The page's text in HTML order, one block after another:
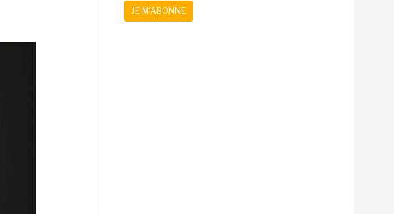
JE M'ABONNE